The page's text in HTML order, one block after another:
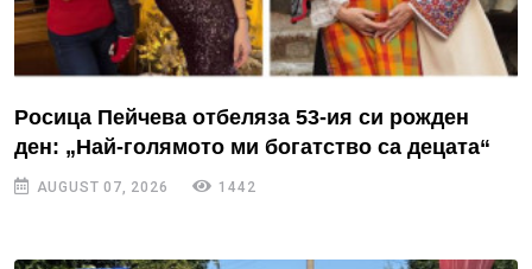
Росица Пейчева отбеляза 53-ия си рожден
ден: „Най-голямото ми богатство са децата“
AUGUST 07, 2026 1442